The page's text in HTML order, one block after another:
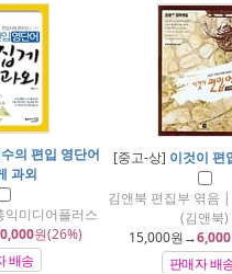
의 편입 영단어
과외
미디어플러스
원(26%)
배송
[중고-상] 이것이 편
김앤북 편집부 엮음
(김앤북)
15,000원→6,000
판매자 배